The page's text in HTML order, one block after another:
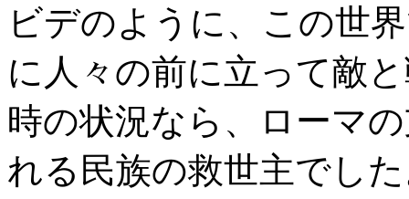
ビデのように、この世
に人々の前に立って敵
時の状況なら、ローマ
れる民族の救世主でし